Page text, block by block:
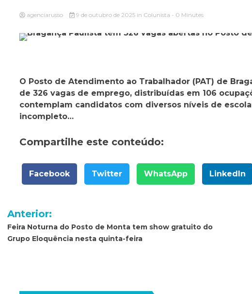
agenciarusso 9 de outubro de 2025 in Colunista - 0 Minutes
O Posto de Atendimento ao Trabalhador (PAT) de
de 326 vagas de emprego, distribuídas em 106
contemplam candidatos com diversos níveis de
incompleto…
Compartilhe este conteúdo:
Facebook Twitter WhatsApp LinkedIn
Navegação
de
Post
Anterior:
Feira Noturna do Posto de Monta tem show gratuito do
Grupo Eloquência nesta quinta-feira